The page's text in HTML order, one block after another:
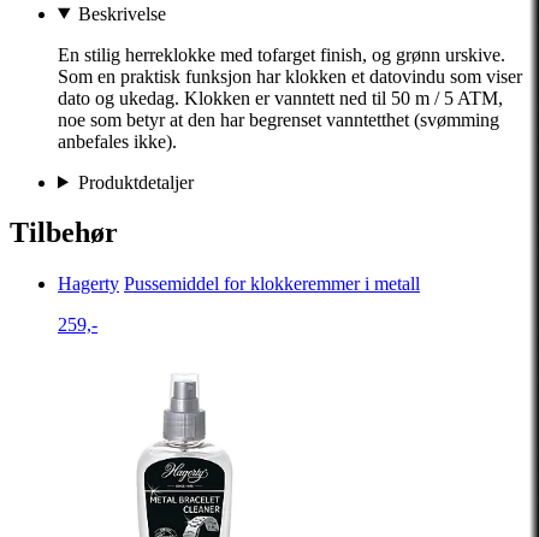
Beskrivelse
En stilig herreklokke med tofarget finish, og grønn urskive.
Som en praktisk funksjon har klokken et datovindu som viser
dato og ukedag. Klokken er vanntett ned til 50 m / 5 ATM,
noe som betyr at den har begrenset vanntetthet (svømming
anbefales ikke).
Produktdetaljer
Tilbehør
Hagerty Pussemiddel for klokkeremmer i metall
259,-